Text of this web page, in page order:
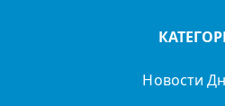
Новости